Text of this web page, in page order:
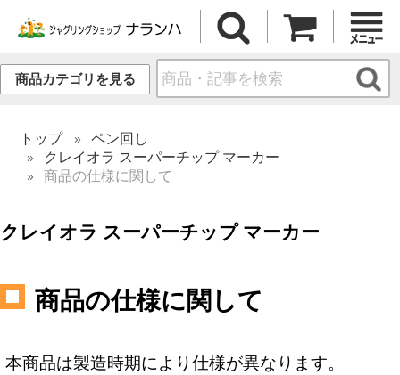
商品カテゴリを見る
トップ
ペン回し
クレイオラ スーパーチップ マーカー
商品の仕様に関して
クレイオラ スーパーチップ マーカー
商品の仕様に関して
本商品は製造時期により仕様が異なります。